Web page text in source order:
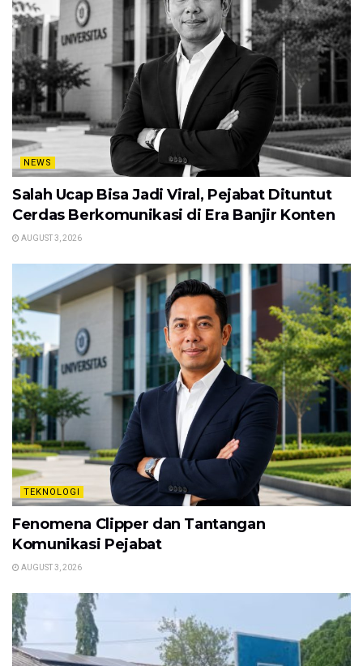
NEWS
Salah Ucap Bisa Jadi Viral, Pejabat Dituntut
Cerdas Berkomunikasi di Era Banjir Konten
AUGUST 3, 2026
TEKNOLOGI
Fenomena Clipper dan Tantangan
Komunikasi Pejabat
AUGUST 3, 2026